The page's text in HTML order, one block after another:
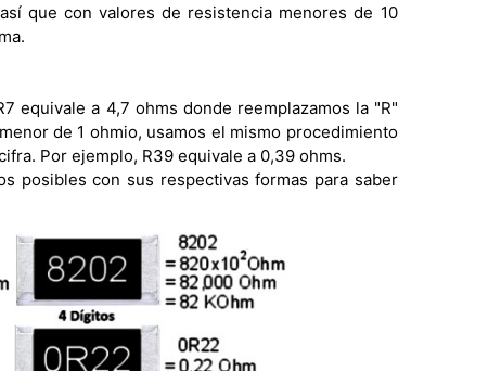
que con valores de resistencia menores de 10
equivale a 4,7 ohms donde reemplazamos la "R"
de 1 ohmio, usamos el mismo procedimiento
Por ejemplo, R39 equivale a 0,39 ohms.
posibles con sus respectivas formas para saber